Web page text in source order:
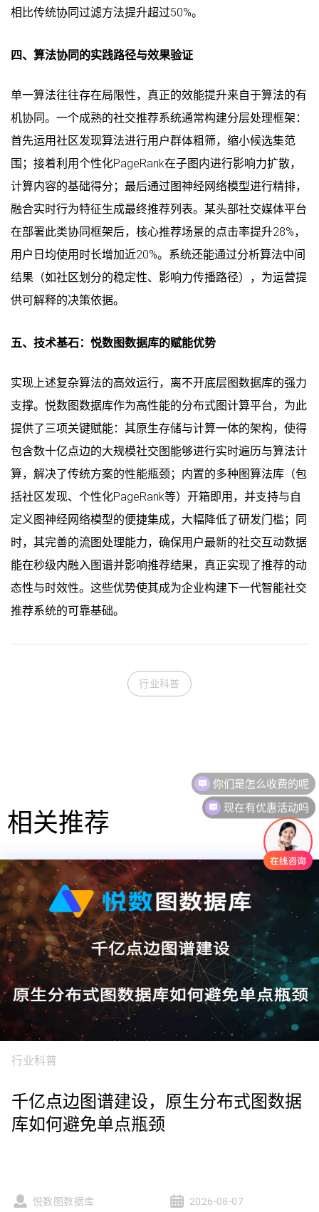
相比传统协同过滤方法提升超过50%。
四、算法协同的实践路径与效果验证
单一算法往往存在局限性，真正的效能提升来自于算法的有
机协同。一个成熟的社交推荐系统通常构建分层处理框架：
首先运用社区发现算法进行用户群体粗筛，缩小候选集范
围；接着利用个性化PageRank在子图内进行影响力扩散，
计算内容的基础得分；最后通过图神经网络模型进行精排，
融合实时行为特征生成最终推荐列表。某头部社交媒体平台
在部署此类协同框架后，核心推荐场景的点击率提升28%，
用户日均使用时长增加近20%。系统还能通过分析算法中间
结果（如社区划分的稳定性、影响力传播路径），为运营提
供可解释的决策依据。
五、技术基石：悦数图数据库的赋能优势
实现上述复杂算法的高效运行，离不开底层图数据库的强力
支撑。悦数图数据库作为高性能的分布式图计算平台，为此
提供了三项关键赋能：其原生存储与计算一体的架构，使得
包含数十亿点边的大规模社交图能够进行实时遍历与算法计
算，解决了传统方案的性能瓶颈；内置的多种图算法库（包
括社区发现、个性化PageRank等）开箱即用，并支持与自
定义图神经网络模型的便捷集成，大幅降低了研发门槛；同
时，其完善的流图处理能力，确保用户最新的社交互动数据
能在秒级内融入图谱并影响推荐结果，真正实现了推荐的动
态性与时效性。这些优势使其成为企业构建下一代智能社交
推荐系统的可靠基础。
行业科普
相关推荐
行业科普
千亿点边图谱建设，原生分布式图数据
库如何避免单点瓶颈
悦数图数据库 2026-08-07
现在有优惠活动吗